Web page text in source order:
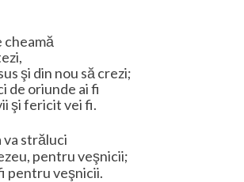
cheamă
şi din nou să crezi;
de oriunde ai fi
şi fericit vei fi.
va străluci
pentru veşnicii;
pentru veşnicii.